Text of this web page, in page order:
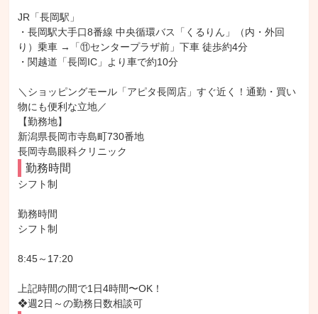
JR「長岡駅」
・長岡駅大手口8番線 中央循環バス「くるりん」（内・外回
り）乗車 →「⑪センタープラザ前」下車 徒歩約4分
・関越道「長岡IC」より車で約10分
＼ショッピングモール「アピタ長岡店」すぐ近く！通勤・買い
物にも便利な立地／
【勤務地】
新潟県長岡市寺島町730番地
長岡寺島眼科クリニック
勤務時間
シフト制
勤務時間
シフト制
8:45～17:20
上記時間の間で1日4時間〜OK！
❖週2日～の勤務日数相談可